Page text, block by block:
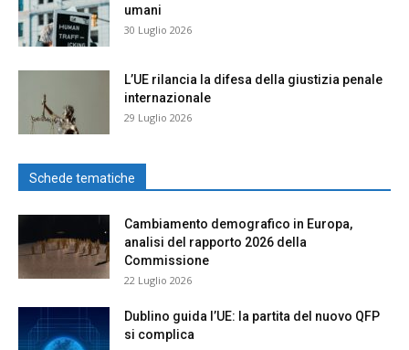
umani
30 Luglio 2026
L’UE rilancia la difesa della giustizia penale
internazionale
29 Luglio 2026
Schede tematiche
Cambiamento demografico in Europa,
analisi del rapporto 2026 della
Commissione
22 Luglio 2026
Dublino guida l’UE: la partita del nuovo QFP
si complica